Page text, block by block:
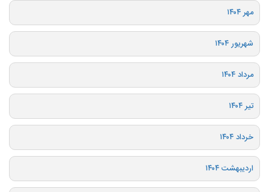
مهر ۱۴۰۴
شهریور ۱۴۰۴
مرداد ۱۴۰۴
تیر ۱۴۰۴
خرداد ۱۴۰۴
اردیبهشت ۱۴۰۴